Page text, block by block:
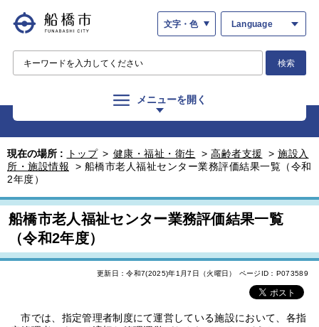
文字・色 Language
検索
メニューを開く
現在の場所 : トップ > 健康・福祉・衛生 > 高齢者支援 > 施設入
所・施設情報
> 船橋市老人福祉センター業務評価結果一覧（令和
2年度）
船橋市老人福祉センター業務評価結果一覧
（令和2年度）
更新日：令和7(2025)年1月7日（火曜日） ページID：P073589
市では、指定管理者制度にて運営している施設において、各指